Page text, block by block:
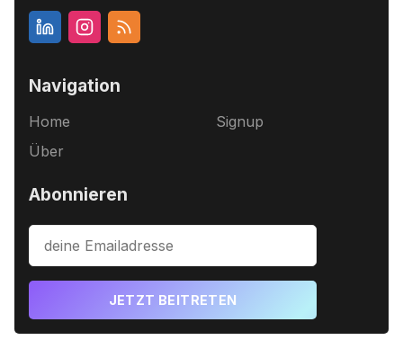
Navigation
Home
Über
Signup
Abonnieren
JETZT BEITRETEN